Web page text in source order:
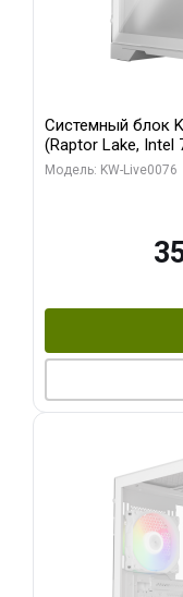
Системный блок
(Raptor Lake, Intel
RTX5080 PRIME
Модель: KW-Live0076